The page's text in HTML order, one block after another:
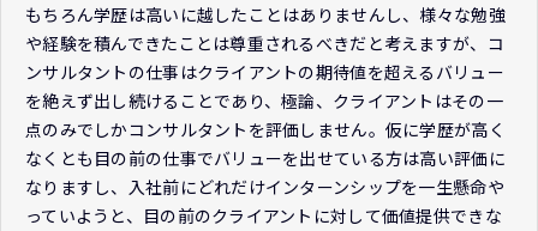
もちろん学歴は高いに越したことはありませんし、様々な勉強
や経験を積んできたことは尊重されるべきだと考えますが、コ
ンサルタントの仕事はクライアントの期待値を超えるバリュー
を絶えず出し続けることであり、極論、クライアントはその一
点のみでしかコンサルタントを評価しません。仮に学歴が高く
なくとも目の前の仕事でバリューを出せている方は高い評価に
なりますし、入社前にどれだけインターンシップを一生懸命や
っていようと、目の前のクライアントに対して価値提供できな